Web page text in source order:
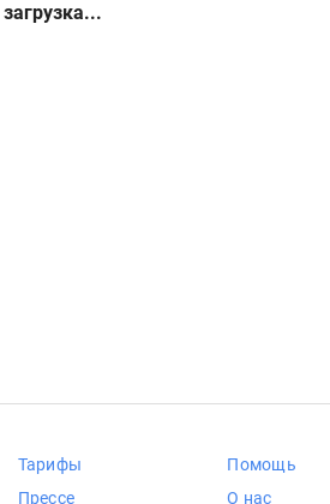
загрузка...
Тарифы
Прессе
Помощь
О нас